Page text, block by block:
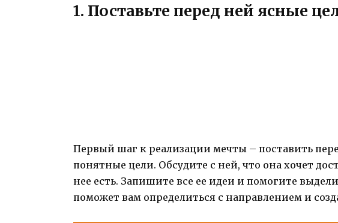
1. Поставьте перед ней ясные
Первый шаг к реализации мечты – поставить
понятные цели. Обсудите с ней, что она хочет
нее есть. Запишите все ее идеи и помогите
поможет вам определиться с направлением и